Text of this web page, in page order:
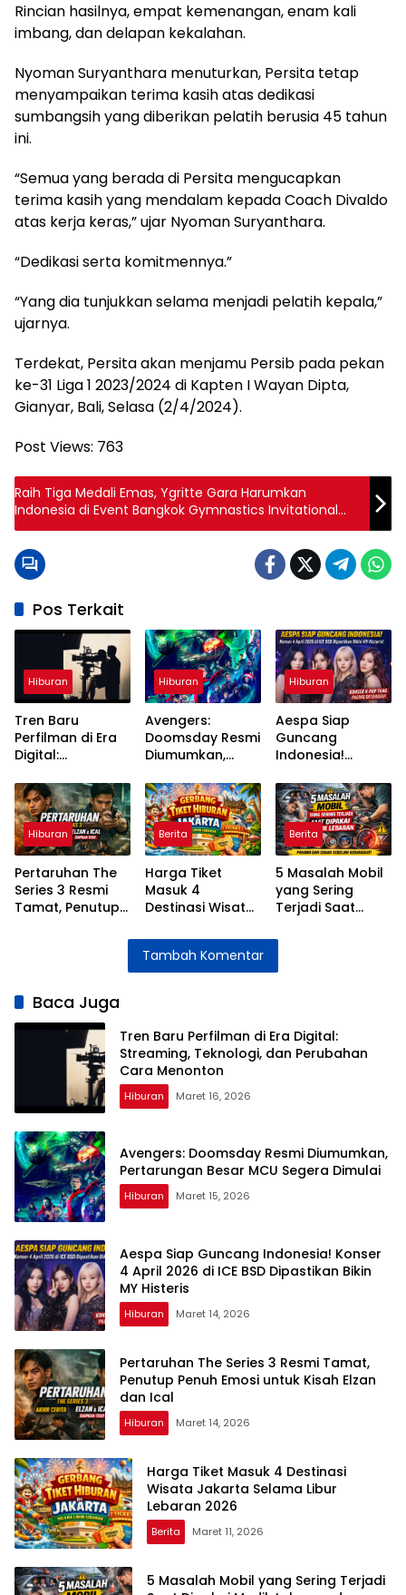
Rincian hasilnya, empat kemenangan, enam kali
imbang, dan delapan kekalahan.
Nyoman Suryanthara menuturkan, Persita tetap
menyampaikan terima kasih atas dedikasi
sumbangsih yang diberikan pelatih berusia 45 tahun
ini.
“Semua yang berada di Persita mengucapkan
terima kasih yang mendalam kepada Coach Divaldo
atas kerja keras,” ujar Nyoman Suryanthara.
“Dedikasi serta komitmennya.”
“Yang dia tunjukkan selama menjadi pelatih kepala,”
ujarnya.
Terdekat, Persita akan menjamu Persib pada pekan
ke-31 Liga 1 2023/2024 di Kapten I Wayan Dipta,
Gianyar, Bali, Selasa (2/4/2024).
Post Views: 763
Raih Tiga Medali Emas, Ygritte Gara Harumkan
Indonesia di Event Bangkok Gymnastics Invitational
2024
Pos Terkait
Hiburan
Tren Baru
Perfilman di Era
Digital:
Teknologi, dan
Perubahan Cara
Menonton
Hiburan
Avengers:
Doomsday Resmi
Diumumkan,
Besar MCU
Segera Dimulai
Hiburan
Aespa Siap
Guncang
Indonesia!
2026 di ICE BSD
Dipastikan Bikin
MY Histeris
Hiburan
Pertaruhan The
Series 3 Resmi
Tamat, Penutup
Berita
Harga Tiket
Masuk 4
Destinasi Wisata
Libur Lebaran
2026
Berita
5 Masalah Mobil
yang Sering
Terjadi Saat
Lebaran dan
Mengatasinya
Tambah Komentar
Baca Juga
Tren Baru Perfilman di Era Digital:
Streaming, Teknologi, dan Perubahan
Cara Menonton
Hiburan Maret 16, 2026
Avengers: Doomsday Resmi Diumumkan,
Pertarungan Besar MCU Segera Dimulai
Hiburan Maret 15, 2026
Aespa Siap Guncang Indonesia! Konser
4 April 2026 di ICE BSD Dipastikan Bikin
MY Histeris
Hiburan Maret 14, 2026
Pertaruhan The Series 3 Resmi Tamat,
Penutup Penuh Emosi untuk Kisah Elzan
dan Ical
Hiburan Maret 14, 2026
Harga Tiket Masuk 4 Destinasi
Wisata Jakarta Selama Libur
Lebaran 2026
Berita Maret 11, 2026
5 Masalah Mobil yang Sering Terjadi